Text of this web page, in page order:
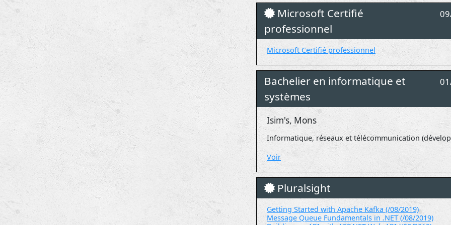
Microsoft Certifié
professionnel
Microsoft Certifié professionnel
Bachelier en informatique et
systèmes
Isim's, Mons
Informatique, réseaux et télécommunication
Voir
Pluralsight
Getting Started with Apache Kafka (/08/2019)
Message Queue Fundamentals in .NET (/08/2019)